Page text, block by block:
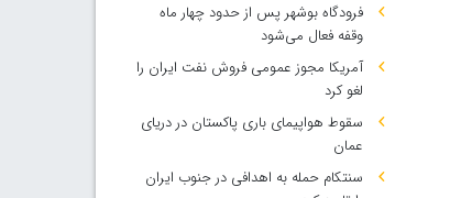
فرودگاه بوشهر پس از حدود چهار ماه
وقفه فعال می‌شود
آمریکا مجوز عمومی فروش نفت ایران را
لغو کرد
سقوط هواپیمای باری پاکستان در دریای
عمان
سنتکام حمله به اهدافی در جنوب ایران